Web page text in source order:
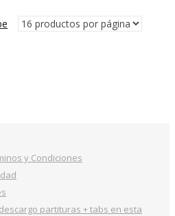
y Condiciones
partituras + tabs en esta